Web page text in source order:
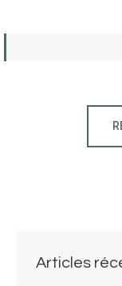
Articles